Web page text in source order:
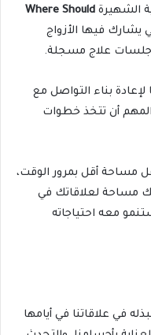
الشهيرة Where Should
يشارك فيها الأزواج
جلسات علاج مسجلة.
بناء التواصل مع
المهم أن تتخذ خطوات
مساحة أقل بمرور الوقت،
مساحة لعلاقاتك في
معه احتياجاته
في علاقاتنا في أيامها